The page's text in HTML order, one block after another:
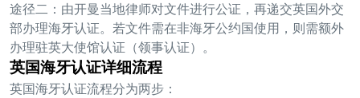
途径二： 由开曼当地律师对文件进行公证，再递交英国外交
部办理海牙认证。若文件需在非海牙公约国使用，则需额外
办理驻英大使馆认证（领事认证）。
英国海牙认证详细流程
英国海牙认证流程分为两步：